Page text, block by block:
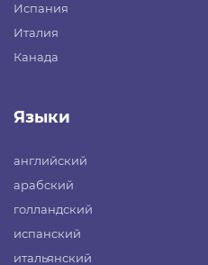
Испания
Италия
Канада
Языки
английский
арабский
голландский
испанский
итальянский